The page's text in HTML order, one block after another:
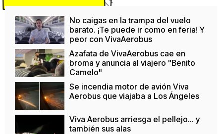
No caigas en la trampa del vuelo
barato. ¡Te puede ir como en feria! Y
peor con VivaAerobus
Azafata de VivaAerobus cae en
broma y anuncia al viajero "Benito
Camelo"
Se incendia motor de avión Viva
Aerobus que viajaba a Los Ángeles
Viva Aerobus arriesga el pellejo... y
también sus alas